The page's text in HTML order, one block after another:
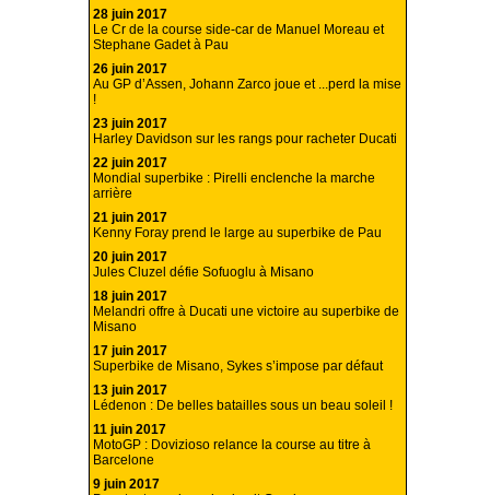
28 juin 2017
Le Cr de la course side-car de Manuel Moreau et
Stephane Gadet à Pau
26 juin 2017
Au GP d’Assen, Johann Zarco joue et ...perd la mise
!
23 juin 2017
Harley Davidson sur les rangs pour racheter Ducati
22 juin 2017
Mondial superbike : Pirelli enclenche la marche
arrière
21 juin 2017
Kenny Foray prend le large au superbike de Pau
20 juin 2017
Jules Cluzel défie Sofuoglu à Misano
18 juin 2017
Melandri offre à Ducati une victoire au superbike de
Misano
17 juin 2017
Superbike de Misano, Sykes s’impose par défaut
13 juin 2017
Lédenon : De belles batailles sous un beau soleil !
11 juin 2017
MotoGP : Dovizioso relance la course au titre à
Barcelone
9 juin 2017